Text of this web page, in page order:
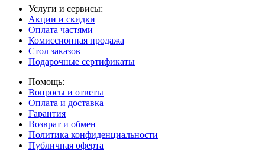
Услуги и сервисы:
Акции и скидки
Оплата частями
Комиссионная продажа
Стол заказов
Подарочные сертификаты
Помощь:
Вопросы и ответы
Оплата и доставка
Гарантия
Возврат и обмен
Политика конфиденциальности
Публичная оферта